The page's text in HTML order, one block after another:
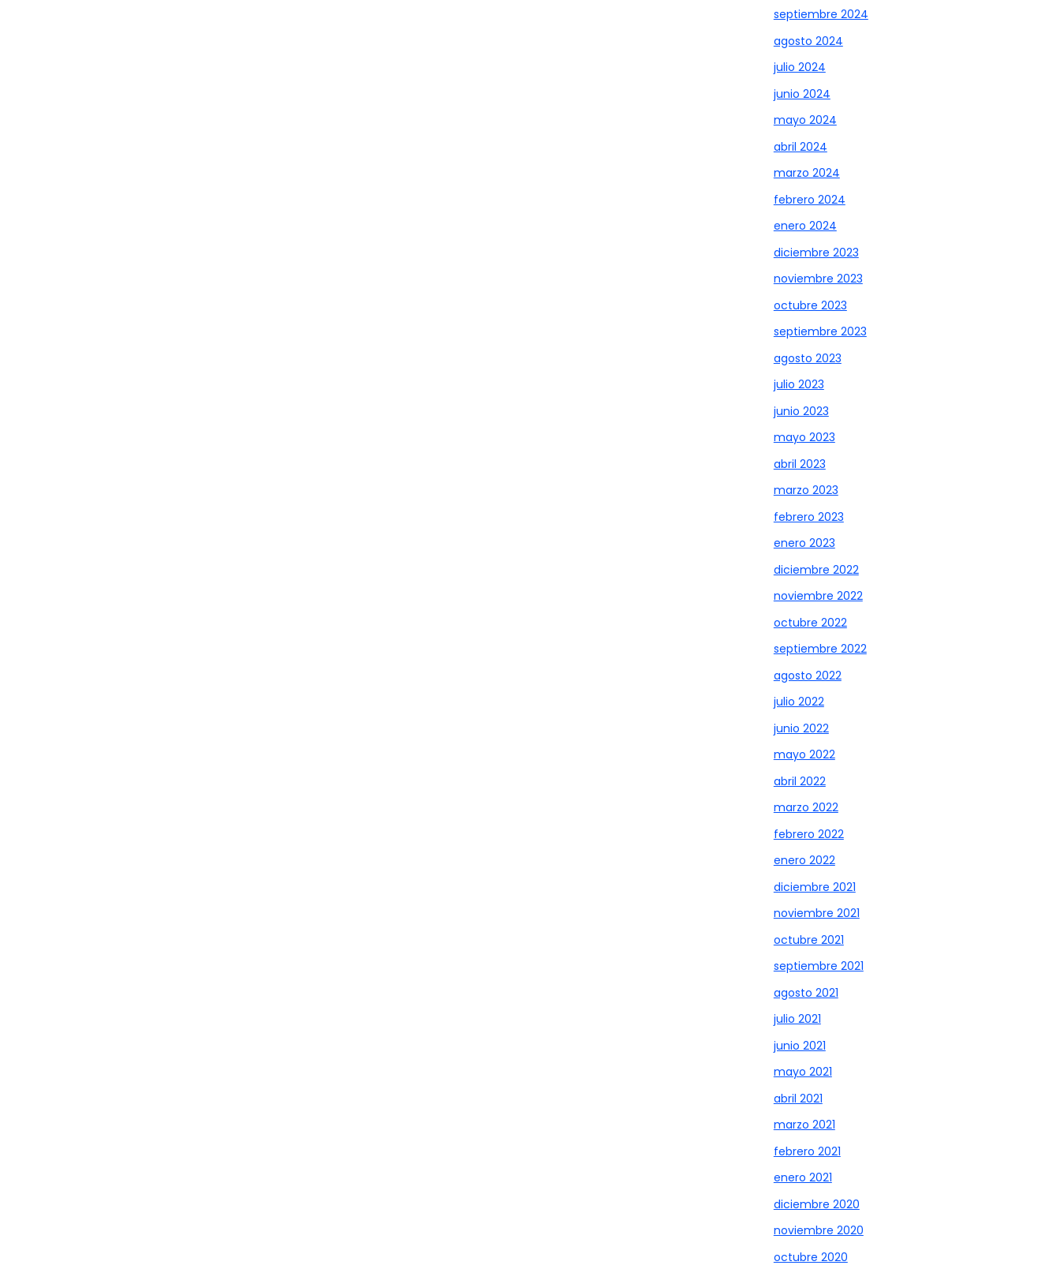
septiembre 2024
agosto 2024
julio 2024
junio 2024
mayo 2024
abril 2024
marzo 2024
febrero 2024
enero 2024
diciembre 2023
noviembre 2023
octubre 2023
septiembre 2023
agosto 2023
julio 2023
junio 2023
mayo 2023
abril 2023
marzo 2023
febrero 2023
enero 2023
diciembre 2022
noviembre 2022
octubre 2022
septiembre 2022
agosto 2022
julio 2022
junio 2022
mayo 2022
abril 2022
marzo 2022
febrero 2022
enero 2022
diciembre 2021
noviembre 2021
octubre 2021
septiembre 2021
agosto 2021
julio 2021
junio 2021
mayo 2021
abril 2021
marzo 2021
febrero 2021
enero 2021
diciembre 2020
noviembre 2020
octubre 2020